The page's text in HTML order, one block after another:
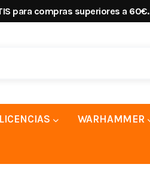
para compras superiores a 60€.
LICENCIAS WARHAMMER